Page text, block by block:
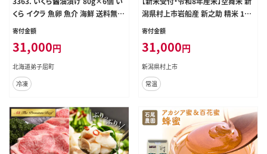
くら イクラ 魚卵 魚介 海鮮 送料無料
北海道 弟子屈町
寄付金額
31,000円
北海道弟子屈町
冷凍
潟県村上市岩船産 新之助 精米 10k
g（5kg×2袋） 1063004N
寄付金額
31,000円
新潟県村上市
常温